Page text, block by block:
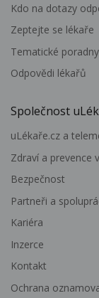
Kdo na dotazy
Zeptejte se lékaře
Tematické poradny
Odpovědi lékařů
Společnost
uLékaře.cz a
Zdraví a prevence
Bezpečnost
Partneři a
Kariéra
Inzerce
Kontakt
Ochrana